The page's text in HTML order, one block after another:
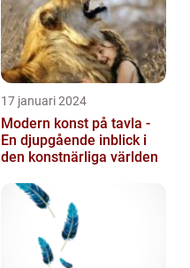
17 januari 2024
Modern konst på tavla -
En djupgående inblick i
den konstnärliga världen